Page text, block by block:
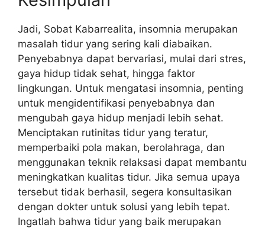
Jadi, Sobat Kabarrealita, insomnia merupakan
masalah tidur yang sering kali diabaikan.
Penyebabnya dapat bervariasi, mulai dari stres,
gaya hidup tidak sehat, hingga faktor
lingkungan. Untuk mengatasi insomnia, penting
untuk mengidentifikasi penyebabnya dan
mengubah gaya hidup menjadi lebih sehat.
Menciptakan rutinitas tidur yang teratur,
memperbaiki pola makan, berolahraga, dan
menggunakan teknik relaksasi dapat membantu
meningkatkan kualitas tidur. Jika semua upaya
tersebut tidak berhasil, segera konsultasikan
dengan dokter untuk solusi yang lebih tepat.
Ingatlah bahwa tidur yang baik merupakan